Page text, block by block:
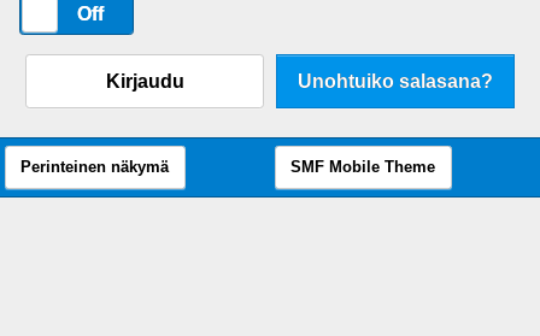
Off
Kirjaudu Unohtuiko salasana?
Perinteinen näkymä SMF Mobile Theme